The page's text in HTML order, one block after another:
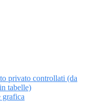
privato controllati (da
tabelle)
grafica